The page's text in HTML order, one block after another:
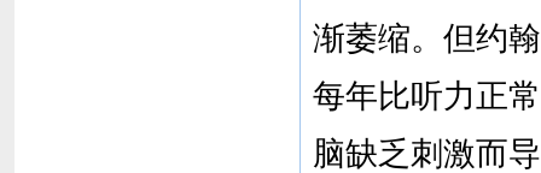
渐萎缩。但约
每年比听力正
脑缺乏刺激而